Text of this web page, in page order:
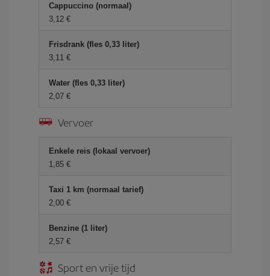
Cappuccino (normaal)
3,12 €
Frisdrank (fles 0,33 liter)
3,11 €
Water (fles 0,33 liter)
2,07 €
Vervoer
Enkele reis (lokaal vervoer)
1,85 €
Taxi 1 km (normaal tarief)
2,00 €
Benzine (1 liter)
2,57 €
Sport en vrije tijd